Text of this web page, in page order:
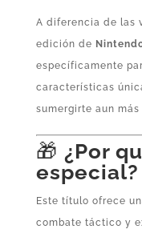
A diferencia de las
edición de
específicamente
características
sumergirte aun
🎁 ¿Por
especial?
Este título ofrece
combate táctico y